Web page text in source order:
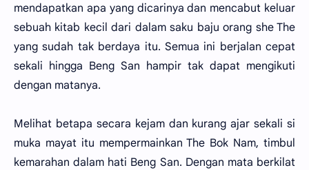
mendapatkan apa yang dicarinya dan mencabut keluar
sebuah kitab kecil dari dalam saku baju orang she The
yang sudah tak berdaya itu. Semua ini berjalan cepat
sekali hingga Beng San hampir tak dapat mengikuti
dengan matanya.
Melihat betapa secara kejam dan kurang ajar sekali si
muka mayat itu mempermainkan The Bok Nam, timbul
kemarahan dalam hati Beng San. Dengan mata berkilat